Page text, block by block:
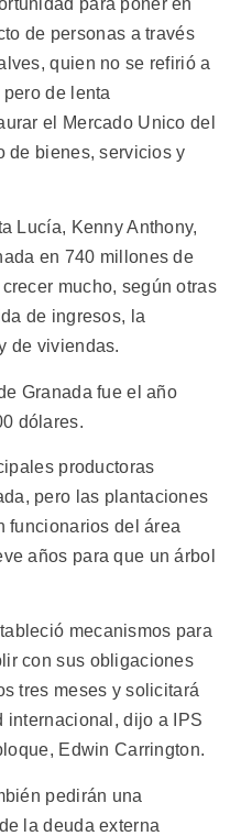
de personas a través
quien no se refirió a
de lenta
el Mercado Unico del
de bienes, servicios y
Lucía, Kenny Anthony,
en 740 millones de
mucho, según otras
de ingresos, la
de viviendas.
Granada fue el año
dólares.
productoras
pero las plantaciones
funcionarios del área
años para que un árbol
mecanismos para
con sus obligaciones
tres meses y solicitará
internacional, dijo a IPS
Edwin Carrington.
pedirán una
la deuda externa